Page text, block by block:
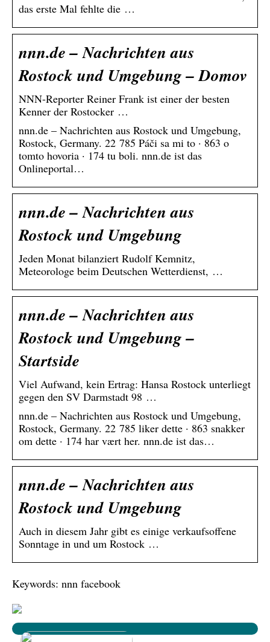
das erste Mal fehlte die …
nnn.de – Nachrichten aus
Rostock und Umgebung – Domov
NNN-Reporter Reiner Frank ist einer der besten
Kenner der Rostocker …
nnn.de – Nachrichten aus Rostock und Umgebung,
Rostock, Germany. 22 785 Páči sa mi to · 863 o
tomto hovoria · 174 tu boli. nnn.de ist das
Onlineportal…
nnn.de – Nachrichten aus
Rostock und Umgebung
Jeden Monat bilanziert Rudolf Kemnitz,
Meteorologe beim Deutschen Wetterdienst, …
nnn.de – Nachrichten aus
Rostock und Umgebung –
Startside
Viel Aufwand, kein Ertrag: Hansa Rostock unterliegt
gegen den SV Darmstadt 98 …
nnn.de – Nachrichten aus Rostock und Umgebung,
Rostock, Germany. 22 785 liker dette · 863 snakker
om dette · 174 har vært her. nnn.de ist das…
nnn.de – Nachrichten aus
Rostock und Umgebung
Auch in diesem Jahr gibt es einige verkaufsoffene
Sonntage in und um Rostock …
Keywords: nnn facebook